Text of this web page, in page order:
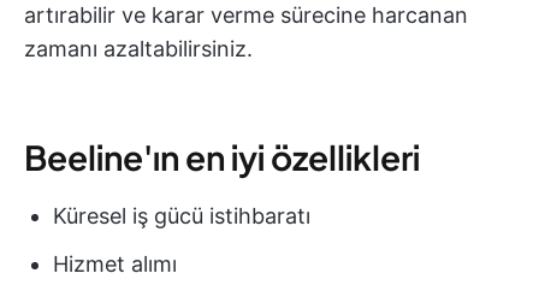
artırabilir ve karar verme sürecine harcanan
zamanı azaltabilirsiniz.
Beeline'ın en iyi özellikleri
Küresel iş gücü istihbaratı
Hizmet alımı